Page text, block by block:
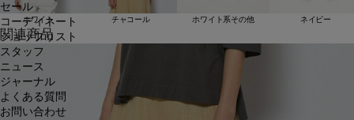
セール
コーディネート
ショップリスト
スタッフ
ニュース
ジャーナル
よくある質問
お問い合わせ
ホワイト チャコール ホワイト系その他 ネイビー
関連商品